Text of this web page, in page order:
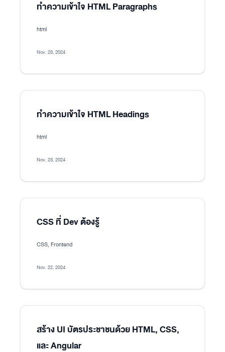
ทำความเข้าใจ HTML Paragraphs
html
Nov. 23, 2024
ทำความเข้าใจ HTML Headings
html
Nov. 23, 2024
CSS ที่ Dev ต้องรู้
CSS, Frontend
Nov. 22, 2024
สร้าง UI บัตรประชาชนด้วย HTML, CSS,
และ Angular